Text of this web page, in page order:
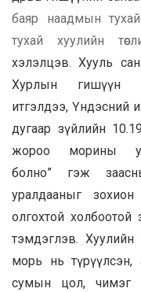
баяр наадмын
тухай хуулийн
хэлэлцэв. Хууль
Хурлын гишүүн
итгэлдээ, Үндэсний
дугаар зүйлийн
жороо морины
болно” гэж
уралдааныг
олгохтой холбоотой
тэмдэглэв. Хуулийн
морь нь түрүүлсэн,
сумын цол, чимэг